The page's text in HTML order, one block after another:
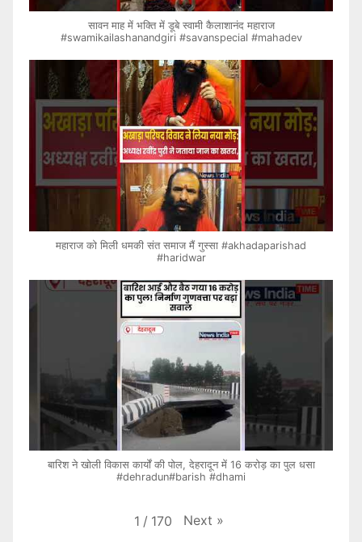
सावन माह में भक्ति में डूबे स्वामी कैलाशानंद महाराज
#swamikailashanandgiri #savanspecial #mahadev
महाराज को मिली धमकी संत समाज मैं गुस्सा #akhadaparishad
#haridwar
बारिश ने खोली विकास कार्यों की पोल, देहरादून में 16 करोड़ का पुल धसा
#dehradun#barish #dhami
1 / 170 Next »